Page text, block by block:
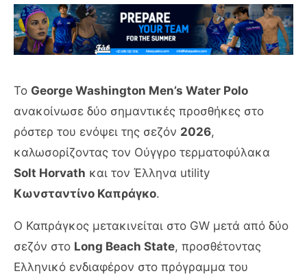
Το George Washington Men’s Water Polo
ανακοίνωσε δύο σημαντικές προσθήκες στο
ρόστερ του ενόψει της σεζόν 2026,
καλωσορίζοντας τον Ούγγρο τερματοφύλακα
Solt Horvath και τον Έλληνα utility
Κωνσταντίνο Καπράγκο.
Ο Καπράγκος μετακινείται στο GW μετά από δύο
σεζόν στο Long Beach State, προσθέτοντας
Ελληνικό ενδιαφέρον στο πρόγραμμα του